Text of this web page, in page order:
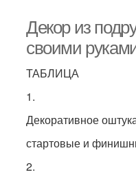
Декор из
своими
ТАБЛИЦА
1.
Декоративное
стартовые и
2.